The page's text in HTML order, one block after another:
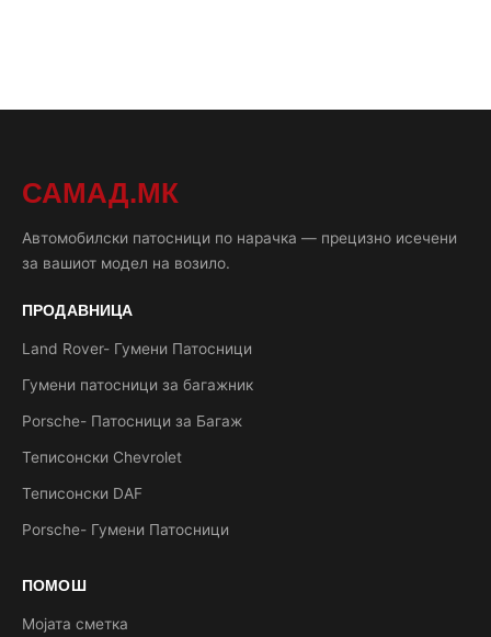
САМАД.МК
Автомобилски патосници по нарачка — прецизно исечени
за вашиот модел на возило.
ПРОДАВНИЦА
Land Rover- Гумени Патосници
Гумени патосници за багажник
Porsche- Патосници за Багаж
Теписонски Chevrolet
Теписонски DAF
Porsche- Гумени Патосници
ПОМОШ
Мојата сметка